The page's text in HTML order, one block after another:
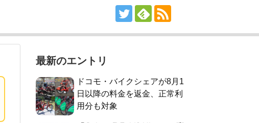
最新のエントリ
ドコモ・バイクシェアが8月1
日以降の料金を返金、正常利
用分も対象